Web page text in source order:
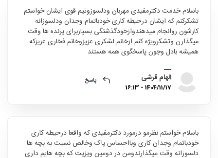
باسلام خدمت دکترمفیدی مهربان ودلسوزوتیم قوی ایشان خواستم
تشکرکنم که ایشان درحیطه کاری خودباتمام وجدان ودلسوزانه
کارشون روانجام میدهندوازخودگذشتگی بسیاربرای پرنده ها وقت
میگذارن وتشکرویژه کنم ازخانم لشکری عزیزوخانم فخاری عزیزکه
همیشه بادل وجون پاسخگوی همه هستند
الهام قرشی
1404/11/17 - 16:13
پاسخ
باسلام خواستم نظرمو درمورد دکترمفیدی که واقعا درحیطه کاری
خودباتمام وجدان کاری وبااحساس پاک وخالص نسبت به بچه ها
دلسوزانه وقت میگذارندومن در دومین ویزیت که بچه هایم داری